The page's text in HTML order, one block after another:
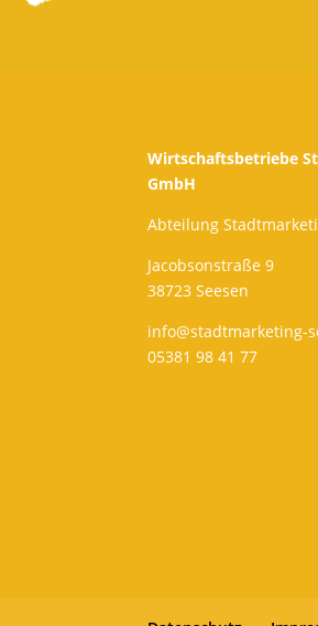
Wirtschaftsbetriebe
GmbH
Abteilung
Jacobsonstraße 9
38723 Seesen
info@stadtmarketing-
05381 98 41 77